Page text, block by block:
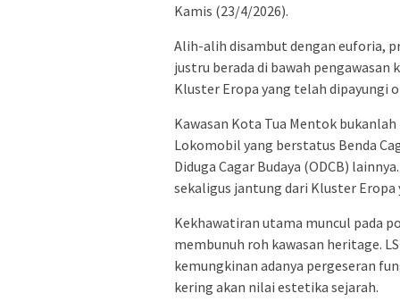
Kamis (23/4/2026).
Alih-alih disambut dengan euforia,
justru berada di bawah
Kluster Eropa yang telah dipayungi
Kawasan Kota Tua Mentok
Lokomobil yang berstatus Benda
Diduga Cagar Budaya (ODCB)
sekaligus jantung dari Kluster
Kekhawatiran utama muncul pada
membunuh roh kawasan heritage.
kemungkinan adanya pergeseran
kering akan nilai estetika sejarah.